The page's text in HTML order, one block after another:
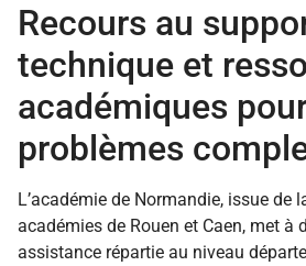
Recours au
technique et
académiques
problèmes
L’académie de Normandie, issue de
académies de Rouen et Caen, met à
assistance répartie au niveau